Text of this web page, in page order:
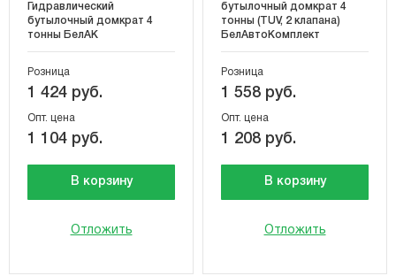
Гидравлический
бутылочный домкрат 4
тонны БелАК
Розница
1 424 руб.
Опт. цена
1 104 руб.
В корзину
Отложить
бутылочный домкрат 4
тонны (TUV, 2 клапана)
БелАвтоКомплект
Розница
1 558 руб.
Опт. цена
1 208 руб.
В корзину
Отложить